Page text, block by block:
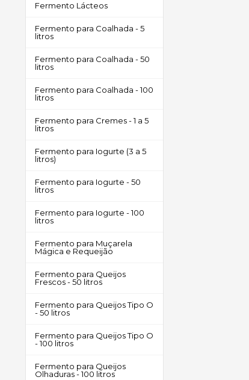
Fermento Lácteos
Fermento para Coalhada - 5
litros
Fermento para Coalhada - 50
litros
Fermento para Coalhada - 100
litros
Fermento para Cremes - 1 a 5
litros
Fermento para Iogurte (3 a 5
litros)
Fermento para Iogurte - 50
litros
Fermento para Iogurte - 100
litros
Fermento para Muçarela
Mágica e Requeijão
Fermento para Queijos
Frescos - 50 litros
Fermento para Queijos Tipo O
- 50 litros
Fermento para Queijos Tipo O
- 100 litros
Fermento para Queijos
Olhaduras - 100 litros